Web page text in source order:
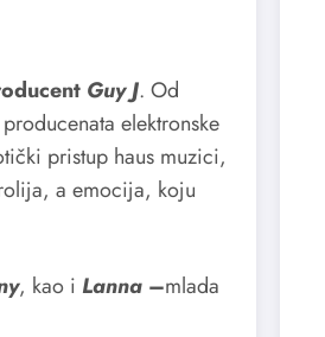
Guy J. Od
elektronske
pristup haus muzici,
a emocija, koju
, kao i Lanna –mlada